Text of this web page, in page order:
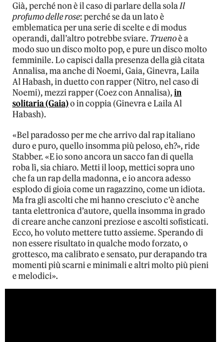
Già, perché non è il caso di parlare della solaIl
profumo delle rose: perché se da un lato è
emblematica per una serie di scelte e di modus
operandi, dall’altro potrebbe sviare. Truenoè a
modo suo un disco molto pop, e pure un disco molto
femminile. Lo capisci dalla presenza della già citata
Annalisa, ma anche di Noemi, Gaia, Ginevra, Laila
Al Habash, in duetto con rapper (Nitro, nel caso di
Noemi), mezzi rapper (Coez con Annalisa),in
solitaria (Gaia)o in coppia (Ginevra e Laila Al
Habash).
«Bel paradosso per me che arrivo dal rap italiano
duro e puro, quello insomma più peloso, eh?», ride
Stabber. «E io sono ancora un sacco fan di quella
roba lì, sia chiaro. Metti il loop, mettici sopra uno
che fa un rap della madonna, e io ancora adesso
esplodo di gioia come un ragazzino, come un idiota.
Ma fra gli ascolti che mi hanno cresciuto c’è anche
tanta elettronica d’autore, quella insomma in grado
di creare anche canzoni preziose e ascolti sofisticati.
Ecco, ho voluto mettere tutto assieme. Sperando di
non essere risultato in qualche modo forzato, o
grottesco, ma calibrato e sensato, pur derapando tra
momenti più scarni e minimali e altri molto più pieni
e melodici».